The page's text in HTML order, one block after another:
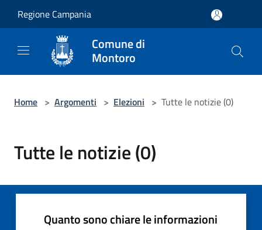
Regione Campania
Comune di
Montoro
Home > Argomenti > Elezioni > Tutte le notizie (0)
Tutte le notizie (0)
Quanto sono chiare le informazioni